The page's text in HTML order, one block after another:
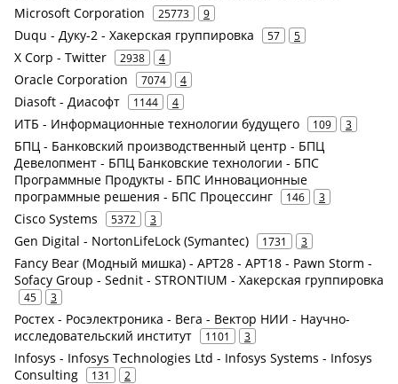
Microsoft Corporation 25773 9
Duqu - Дуку-2 - Хакерская группировка 57 5
X Corp - Twitter 2938 4
Oracle Corporation 7074 4
Diasoft - Диасофт 1144 4
ИТБ - Информационные технологии будущего 109 3
БПЦ - Банковский производственный центр - БПЦ
Девелопмент - БПЦ Банковские технологии - БПС
Программные Продукты - БПС Инновационные
программные решения - БПС Процессинг
146 3
Cisco Systems 5372 3
Gen Digital - NortonLifeLock (Symantec) 1731 3
Fancy Bear (Модный мишка) - APT28 - APT18 - Pawn Storm -
Sofacy Group - Sednit - STRONTIUM - Хакерская группировка
45 3
Ростех - Росэлектроника - Вега - Вектор НИИ - Научно-
исследовательский институт
1101 3
Infosys - Infosys Technologies Ltd - Infosys Systems - Infosys
Consulting
131 2